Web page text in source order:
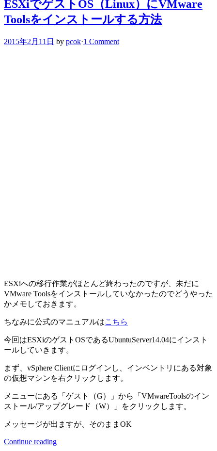
ESXiでゲストOS（Linux）にVMware
Toolsをインストールする方法
2015年2月11日 by pcok·1 Comment
ESXiへの移行作業がほとんど終わったのですが、未だに
VMware Toolsをインストールしていなかったのでどうやった
かメモしておきます。
ちなみに公式のマニュアルはこちら
今回はESXiのゲストOSであるUbuntuServer14.04にインスト
ールしていきます。
まず、vSphere Clientにログインし、インベントリにある対象
の仮想マシンを右クリックします。
メニューにある「ゲスト（G）」から「VMwareToolsのイン
ストール/アップグレード（W）」をクリックします。
メッセージが出ますが、そのままOK
Continue reading